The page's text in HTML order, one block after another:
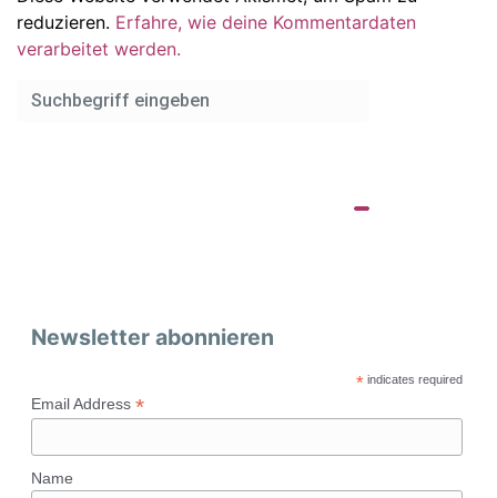
reduzieren. Erfahre, wie deine Kommentardaten
verarbeitet werden.
Newsletter abonnieren
*indicates required
Email Address *
Name